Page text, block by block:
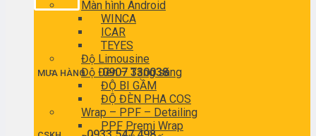
MUA HÀNG0907 330038
Màn hình Android
WINCA
ICAR
TEYES
Độ Limousine
Độ Đèn – Tăng sáng
ĐỘ BI GẦM
ĐỘ ĐÈN PHA COS
Wrap – PPF – Detailing
PPF Premi Wrap